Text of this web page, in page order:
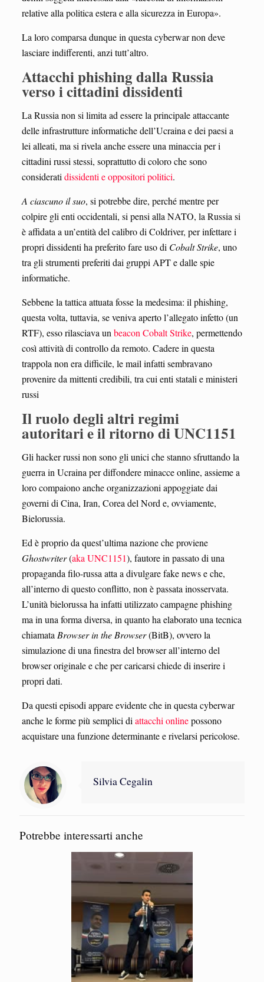
relative alla politica estera e alla sicurezza in Europa».
La loro comparsa dunque in questa cyberwar non deve
lasciare indifferenti, anzi tutt’altro.
Attacchi phishing dalla Russia
verso i cittadini dissidenti
La Russia non si limita ad essere la principale attaccante
delle infrastrutture informatiche dell’Ucraina e dei paesi a
lei alleati, ma si rivela anche essere una minaccia per i
cittadini russi stessi, soprattutto di coloro che sono
considerati dissidenti e oppositori politici.
A ciascuno il suo, si potrebbe dire, perché mentre per
colpire gli enti occidentali, si pensi alla NATO, la Russia si
è affidata a un’entità del calibro di Coldriver, per infettare i
propri dissidenti ha preferito fare uso di Cobalt Strike, uno
tra gli strumenti preferiti dai gruppi APT e dalle spie
informatiche.
Sebbene la tattica attuata fosse la medesima: il phishing,
questa volta, tuttavia, se veniva aperto l’allegato infetto (un
RTF), esso rilasciava un beacon Cobalt Strike, permettendo
così attività di controllo da remoto. Cadere in questa
trappola non era difficile, le mail infatti sembravano
provenire da mittenti credibili, tra cui enti statali e ministeri
russi
Il ruolo degli altri regimi
autoritari e il ritorno di UNC1151
Gli hacker russi non sono gli unici che stanno sfruttando la
guerra in Ucraina per diffondere minacce online, assieme a
loro compaiono anche organizzazioni appoggiate dai
governi di Cina, Iran, Corea del Nord e, ovviamente,
Bielorussia.
Ed è proprio da quest’ultima nazione che proviene
Ghostwriter(aka UNC1151), fautore in passato di una
propaganda filo-russa atta a divulgare fake news e che,
all’interno di questo conflitto, non è passata inosservata.
L’unità bielorussa ha infatti utilizzato campagne phishing
ma in una forma diversa, in quanto ha elaborato una tecnica
chiamata Browser in the Browser(BitB), ovvero la
simulazione di una finestra del browser all’interno del
browser originale e che per caricarsi chiede di inserire i
propri dati.
Da questi episodi appare evidente che in questa cyberwar
anche le forme più semplici di attacchi onlinepossono
acquistare una funzione determinante e rivelarsi pericolose.
Silvia Cegalin
Potrebbe interessarti anche